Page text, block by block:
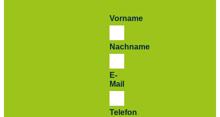
Vorname
Nachname
E-
Mail
Telefon